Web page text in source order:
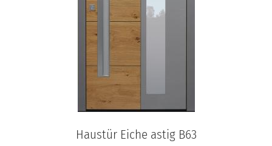
Haustür Eiche astig B63